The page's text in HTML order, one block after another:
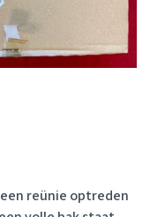
een reünie optreden